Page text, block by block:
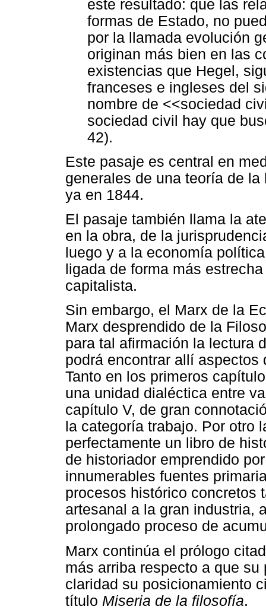
este resultado: que las
formas de Estado, no
por la llamada evolución
originan más bien en las
existencias que Hegel,
franceses e ingleses del
nombre de <<sociedad
sociedad civil hay que
42).
Este pasaje es central en
generales de una teoría de
ya en 1844.
El pasaje también llama la
en la obra, de la
luego y a la economía
ligada de forma más
capitalista.
Sin embargo, el Marx de la
Marx desprendido de la
para tal afirmación la lectura
podrá encontrar allí
Tanto en los primeros
una unidad dialéctica entre
capítulo V, de gran
la categoría trabajo. Por otro
perfectamente un libro de
de historiador emprendido
innumerables fuentes
procesos histórico concretos
artesanal a la gran industria,
prolongado proceso de
Marx continúa el prólogo
más arriba respecto a que
claridad su posicionamiento
título Miseria de la filosofía.